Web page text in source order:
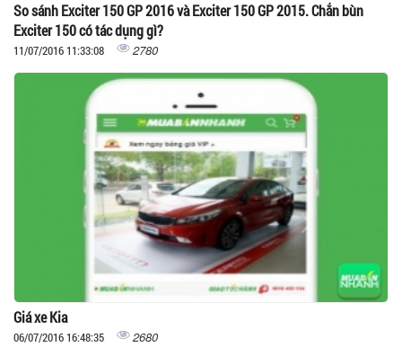
So sánh Exciter 150 GP 2016 và Exciter 150 GP 2015. Chắn bùn
Exciter 150 có tác dụng gì?
11/07/2016 11:33:08 2780
Giá xe Kia
06/07/2016 16:48:35 2680